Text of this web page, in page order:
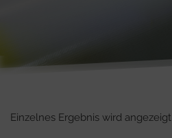
Einzelnes Ergebnis wird angezeigt